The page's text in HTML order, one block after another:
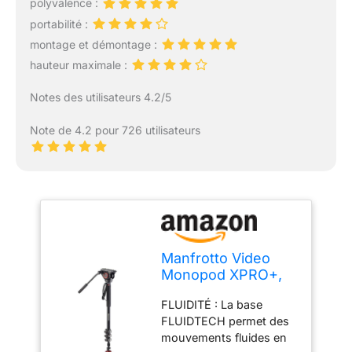
polyvalence :
portabilité :
montage et démontage :
hauteur maximale :
Notes des utilisateurs 4.2/5
Note de 4.2 pour 726 utilisateurs
Manfrotto Video
Monopod XPRO+,
Stabilisateur pour
Appareil Photo et
Vidéo à 4 Sections
FLUIDITÉ : La base
FLUIDTECH permet des
mouvements fluides en